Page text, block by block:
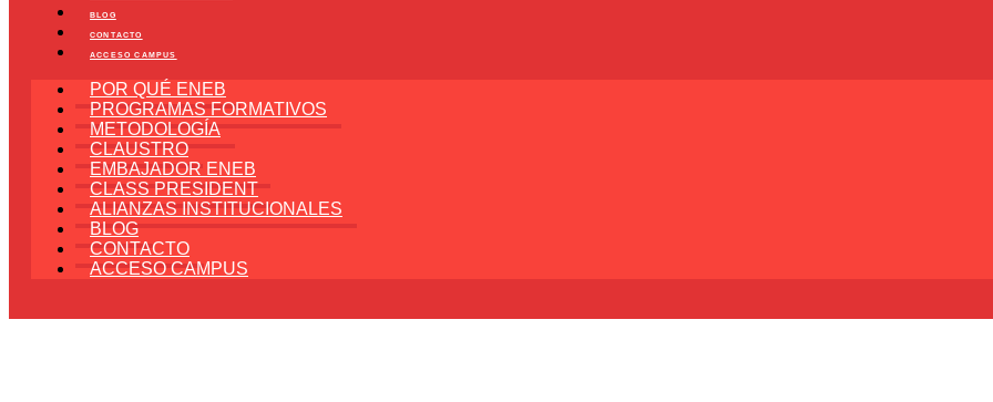
BLOG
CONTACTO
ACCESO CAMPUS
POR QUÉ ENEB
PROGRAMAS FORMATIVOS
METODOLOGÍA
CLAUSTRO
EMBAJADOR ENEB
CLASS PRESIDENT
ALIANZAS INSTITUCIONALES
BLOG
CONTACTO
ACCESO CAMPUS